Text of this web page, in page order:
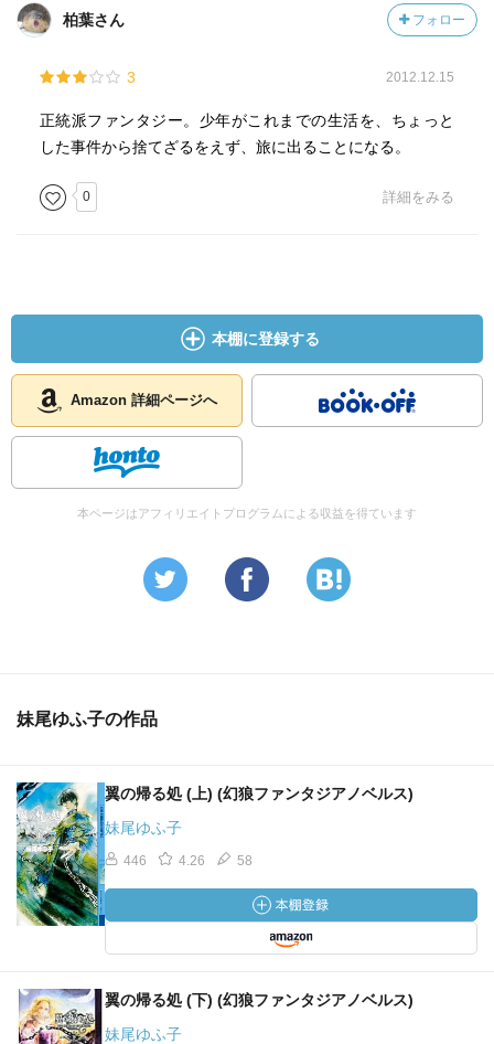
柏葉さん フォロー
3 2012.12.15
正統派ファンタジー。少年がこれまでの生活を、ちょっと
した事件から捨てざるをえず、旅に出ることになる。
0 詳細をみる
本棚に登録する
Amazon 詳細ページへ
本ページはアフィリエイトプログラムによる収益を得ています
妹尾ゆふ子の作品
翼の帰る処 (上) (幻狼ファンタジアノベルス)
妹尾ゆふ子
446 4.26 58
翼の帰る処 (下) (幻狼ファンタジアノベルス)
妹尾ゆふ子